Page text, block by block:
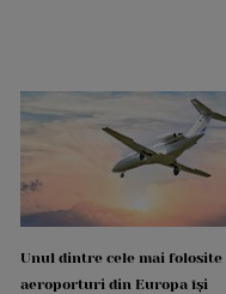
Unul dintre cele mai folosite
aeroporturi din Europa își